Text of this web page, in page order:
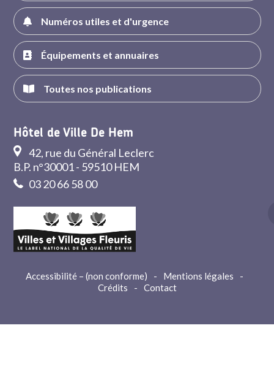
Numéros utiles et d'urgence
Équipements et annuaires
Toutes nos publications
Hôtel de Ville De Hem
42, rue du Général Leclerc
B.P. n°30001 - 59510 HEM
03 20 66 58 00
Accessibilité – (non conforme) - Mentions légales
-
Crédits
- Contact